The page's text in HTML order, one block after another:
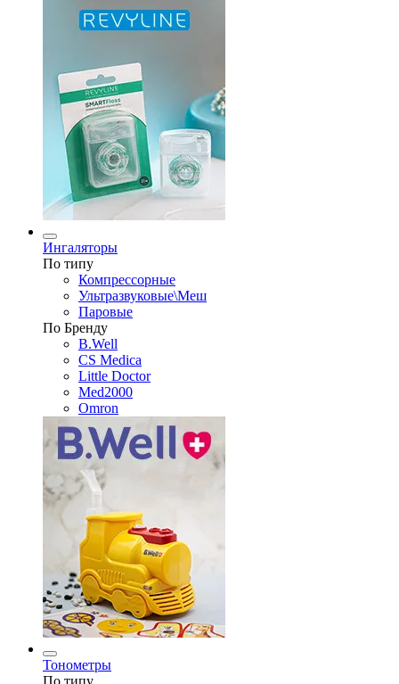
Ингаляторы
По типу
Компрессорные
Ультразвуковые\Меш
Паровые
По Бренду
B.Well
CS Medica
Little Doctor
Med2000
Omron
Тонометры